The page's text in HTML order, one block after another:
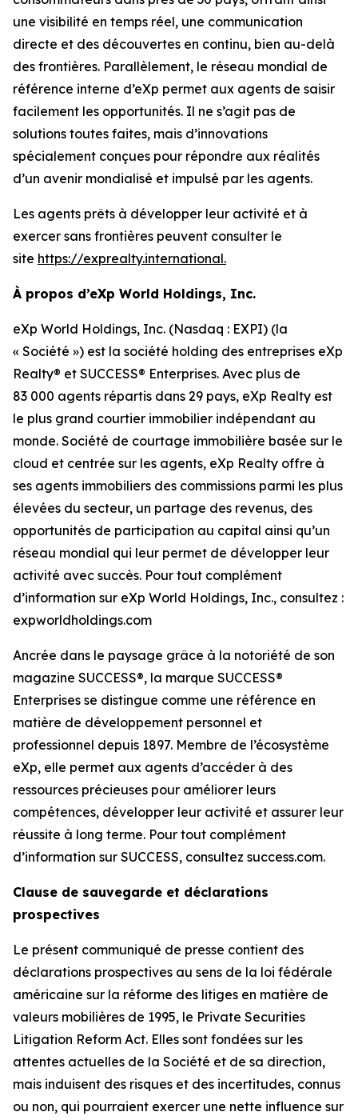
une visibilité en temps réel, une communication
directe et des découvertes en continu, bien au-delà
des frontières. Parallèlement, le réseau mondial de
référence interne d’eXp permet aux agents de saisir
facilement les opportunités. Il ne s’agit pas de
solutions toutes faites, mais d’innovations
spécialement conçues pour répondre aux réalités
d’un avenir mondialisé et impulsé par les agents.
Les agents prêts à développer leur activité et à
exercer sans frontières peuvent consulter le
site https://exprealty.international.
À propos d’eXp World Holdings, Inc.
eXp World Holdings, Inc. (Nasdaq : EXPI) (la
« Société ») est la société holding des entreprises eXp
Realty® et SUCCESS® Enterprises. Avec plus de
83 000 agents répartis dans 29 pays, eXp Realty est
le plus grand courtier immobilier indépendant au
monde. Société de courtage immobilière basée sur le
cloud et centrée sur les agents, eXp Realty offre à
ses agents immobiliers des commissions parmi les plus
élevées du secteur, un partage des revenus, des
opportunités de participation au capital ainsi qu’un
réseau mondial qui leur permet de développer leur
activité avec succès. Pour tout complément
d’information sur eXp World Holdings, Inc., consultez :
expworldholdings.com
Ancrée dans le paysage grâce à la notoriété de son
magazine SUCCESS®, la marque SUCCESS®
Enterprises se distingue comme une référence en
matière de développement personnel et
professionnel depuis 1897. Membre de l’écosystème
eXp, elle permet aux agents d’accéder à des
ressources précieuses pour améliorer leurs
compétences, développer leur activité et assurer leur
réussite à long terme. Pour tout complément
d’information sur SUCCESS, consultez success.com.
Clause de sauvegarde et déclarations
prospectives
Le présent communiqué de presse contient des
déclarations prospectives au sens de la loi fédérale
américaine sur la réforme des litiges en matière de
valeurs mobilières de 1995, le Private Securities
Litigation Reform Act. Elles sont fondées sur les
attentes actuelles de la Société et de sa direction,
mais induisent des risques et des incertitudes, connus
ou non, qui pourraient exercer une nette influence sur